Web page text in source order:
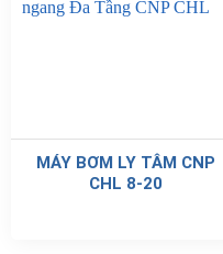
MÁY BƠM LY TÂM CNP
CHL 8-20